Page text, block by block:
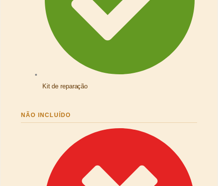
Kit de reparação
NÃO INCLUÍDO